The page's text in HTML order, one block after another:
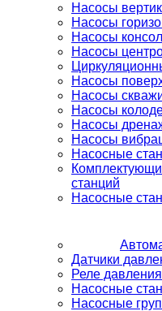
Насосы
Насосы
Насосы
Насосы
Насосы
Насосы
Насосы
Насосы
Насосы
Насосные
станций
Насосные
Датчики
Реле давления
Насосные
Насосные